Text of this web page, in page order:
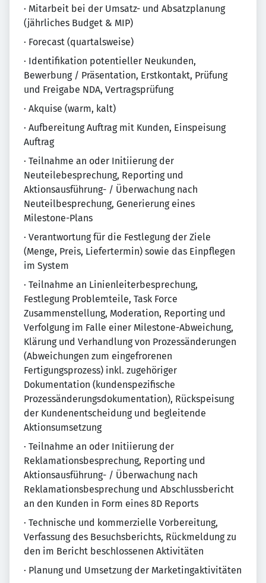
· Mitarbeit bei der Umsatz- und Absatzplanung
(jährliches Budget & MIP)
· Forecast (quartalsweise)
· Identifikation potentieller Neukunden,
Bewerbung / Präsentation, Erstkontakt, Prüfung
und Freigabe NDA, Vertragsprüfung
· Akquise (warm, kalt)
· Aufbereitung Auftrag mit Kunden, Einspeisung
Auftrag
· Teilnahme an oder Initiierung der
Neuteilebesprechung, Reporting und
Aktionsausführung- / Überwachung nach
Neuteilbesprechung, Generierung eines
Milestone-Plans
· Verantwortung für die Festlegung der Ziele
(Menge, Preis, Liefertermin) sowie das Einpflegen
im System
· Teilnahme an Linienleiterbesprechung,
Festlegung Problemteile, Task Force
Zusammenstellung, Moderation, Reporting und
Verfolgung im Falle einer Milestone-Abweichung,
Klärung und Verhandlung von Prozessänderungen
(Abweichungen zum eingefrorenen
Fertigungsprozess) inkl. zugehöriger
Dokumentation (kundenspezifische
Prozessänderungsdokumentation), Rückspeisung
der Kundenentscheidung und begleitende
Aktionsumsetzung
· Teilnahme an oder Initiierung der
Reklamationsbesprechung, Reporting und
Aktionsausführung- / Überwachung nach
Reklamationsbesprechung und Abschlussbericht
an den Kunden in Form eines 8D Reports
· Technische und kommerzielle Vorbereitung,
Verfassung des Besuchsberichts, Rückmeldung zu
den im Bericht beschlossenen Aktivitäten
· Planung und Umsetzung der Marketingaktivitäten